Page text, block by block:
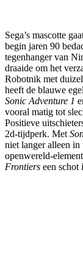
Sega’s mascotte
begin jaren 90
tegenhanger van
draaide om het
Robotnik met
heeft de blauwe
Sonic Adventure 1
vooral matig tot
Positieve
2d-tijdperk. Met
niet langer alleen in
openwereld-
Frontiers een schot